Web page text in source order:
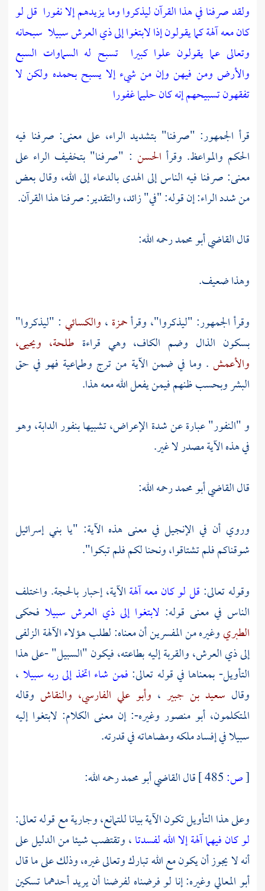
ولقد صرفنا في هذا القرآن ليذكروا وما يزيدهم إلا نفورا قل لو
كان معه آلهة كما يقولون إذا لابتغوا إلى ذي العرش سبيلا سبحانه
وتعالى عما يقولون علوا كبيرا تسبح له السماوات السبع
والأرض ومن فيهن وإن من شيء إلا يسبح بحمده ولكن لا
تفقهون تسبيحهم إنه كان حليما غفورا
قرأ الجمهور: "صرفنا" بتشديد الراء، على معنى: صرفنا فيه
الحكم والمواعظ. وقرأ الحسن : "صرفنا" بتخفيف الراء على
معنى: صرفنا فيه الناس إلى الهدى بالدعاء إلى الله، وقال بعض
من شدد الراء: إن قوله: "في" زائد، والتقدير: صرفنا هذا القرآن.
قالالقاضي أبو محمدرحمه الله:
وهذا ضعيف.
وقرأ الجمهور: "ليذكروا"، وقرأحمزة ، والكسائي : "ليذكروا"
بسكون الذال وضم الكاف، وهي قراءة طلحة، ويحيى،
والأعمش . وما في ضمن الآية من ترج وطماعية فهو في حق
البشر وبحسب ظنهم فيمن يفعل الله معه هذا.
و "النفور" عبارة عن شدة الإعراض، تشبيها بنفور الدابة، وهو
في هذه الآية مصدر لا غير.
قالالقاضي أبو محمدرحمه الله:
وروي أن في الإنجيل في معنى هذه الآية: "يا بني إسرائيل
شوقناكم فلم تشتاقوا، ونحنا لكم فلم تبكوا".
وقوله تعالى: قل لو كان معه آلهةالآية، إحبار بالحجة. واختلف
الناس في معنى قوله: لابتغوا إلى ذي العرش سبيلا فحكى
الطبريوغيره من المفسرين أن معناه: لطلب هؤلاء الآلهة الزلفى
إلى ذي العرش، والقربة إليه بطاعته، فيكون "السبيل" -على هذا
التأويل- بمعناها في قوله تعالى: فمن شاء اتخذ إلى ربه سبيلا ،
وقال سعيد بن جبير ، وأبو علي الفارسي، والنقاش وقاله
المتكلمون،أبو منصور وغيره-: إن معنى الكلام: لابتغوا إليه
سبيلا في إفساد ملكه ومضاهاته في قدرته.
[ص: قالالقاضي أبو محمدرحمه الله:
وعلى هذا التأويل تكون الآية بيانا للتمانع، وجارية مع قوله تعالى:
لو كان فيهما آلهة إلا الله لفسدتا، وتقتضب شيئا من الدليل على
أنه لا يجوز أن يكون مع الله تبارك وتعالى غيره، وذلك على ما قال
أبو المعاليوغيره: إنا لو فرضناه لفرضنا أن يريد أحدهما تسكين